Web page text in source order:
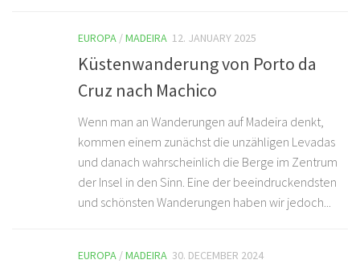
EUROPA /MADEIRA 12. JANUARY 2025
Küstenwanderung von Porto da
Cruz nach Machico
Wenn man an Wanderungen auf Madeira denkt,
kommen einem zunächst die unzähligen Levadas
und danach wahrscheinlich die Berge im Zentrum
der Insel in den Sinn. Eine der beeindruckendsten
und schönsten Wanderungen haben wir jedoch...
EUROPA /MADEIRA 30. DECEMBER 2024